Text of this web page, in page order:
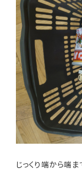
じっくり端から端